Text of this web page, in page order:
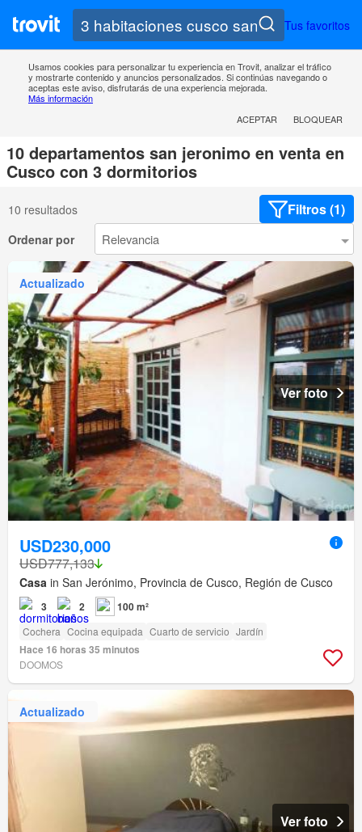
Tus favoritos
Usamos cookies para personalizar tu experiencia en Trovit, analizar el tráfico
y mostrarte contenido y anuncios personalizados. Si continúas navegando o
aceptas este aviso, disfrutarás de una experiencia mejorada.
Más información
ACEPTAR
BLOQUEAR
10 departamentos san jeronimo en venta en
Cusco con 3 dormitorios
10 resultados Filtros (1)
Ordenar por
Actualizado
Ver foto
USD230,000
USD777,133
Casa in San Jerónimo, Provincia de Cusco, Región de Cusco
3 2 100 m²
Cochera Cocina equipada Cuarto de servicio Jardín
Hace 16 horas 35 minutos
DOOMOS
Actualizado
Ver foto